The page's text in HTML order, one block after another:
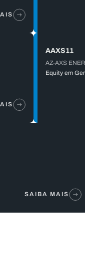
AAXS11
AZ-AXS
Equity em
SAIBA MAIS